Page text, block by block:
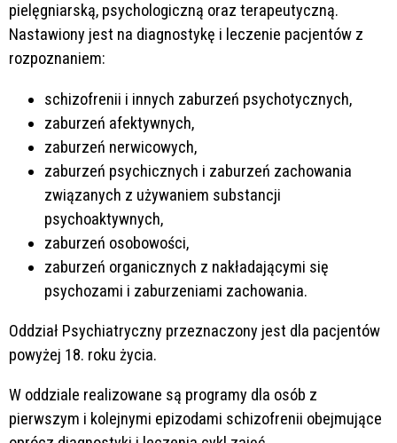
pielęgniarską, psychologiczną oraz terapeutyczną.
Nastawiony jest na diagnostykę i leczenie pacjentów z
rozpoznaniem:
schizofrenii i innych zaburzeń psychotycznych,
zaburzeń afektywnych,
zaburzeń nerwicowych,
zaburzeń psychicznych i zaburzeń zachowania
związanych z używaniem substancji
psychoaktywnych,
zaburzeń osobowości,
zaburzeń organicznych z nakładającymi się
psychozami i zaburzeniami zachowania.
Oddział Psychiatryczny przeznaczony jest dla pacjentów
powyżej 18. roku życia.
W oddziale realizowane są programy dla osób z
pierwszym i kolejnymi epizodami schizofrenii obejmujące